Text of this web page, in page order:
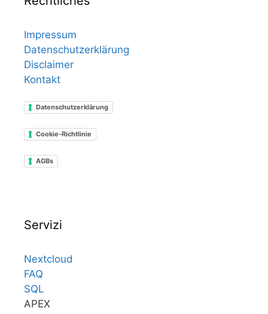
Impressum
Datenschutzerklärung
Disclaimer
Kontakt
Datenschutzerklärung
Cookie-Richtlinie
AGBs
Servizi
Nextcloud
FAQ
SQL
APEX